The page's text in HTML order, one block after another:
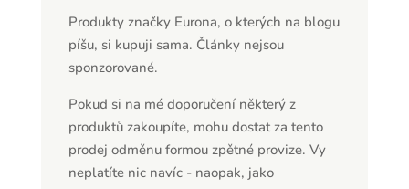
Produkty značky Eurona, o kterých na blogu
píšu, si kupuji sama. Články nejsou
sponzorované.
Pokud si na mé doporučení některý z
produktů zakoupíte, mohu dostat za tento
prodej odměnu formou zpětné provize. Vy
neplatíte nic navíc - naopak, jako